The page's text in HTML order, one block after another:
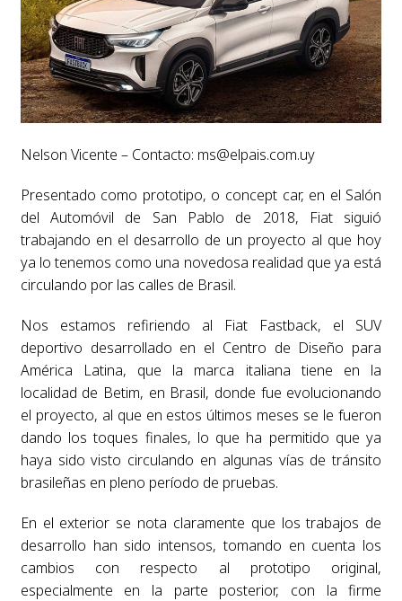
Nelson Vicente – Contacto: ms@elpais.com.uy
Presentado como prototipo, o concept car, en el Salón
del Automóvil de San Pablo de 2018, Fiat siguió
trabajando en el desarrollo de un proyecto al que hoy
ya lo tenemos como una novedosa realidad que ya está
circulando por las calles de Brasil.
Nos estamos refiriendo al Fiat Fastback, el SUV
deportivo desarrollado en el Centro de Diseño para
América Latina, que la marca italiana tiene en la
localidad de Betim, en Brasil, donde fue evolucionando
el proyecto, al que en estos últimos meses se le fueron
dando los toques finales, lo que ha permitido que ya
haya sido visto circulando en algunas vías de tránsito
brasileñas en pleno período de pruebas.
En el exterior se nota claramente que los trabajos de
desarrollo han sido intensos, tomando en cuenta los
cambios con respecto al prototipo original,
especialmente en la parte posterior, con la firme